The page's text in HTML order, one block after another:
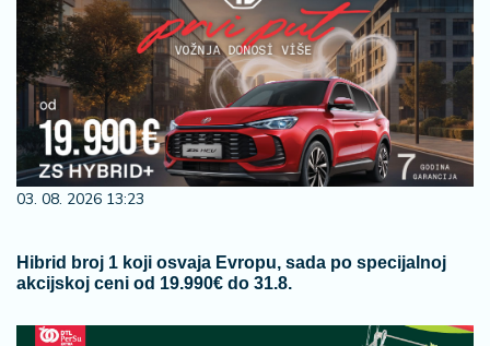
03. 08. 2026 13:23
Hibrid broj 1 koji osvaja Evropu, sada po specijalnoj
akcijskoj ceni od 19.990€ do 31.8.